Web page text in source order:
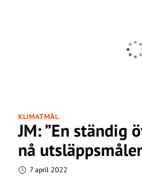
KLIMATMÅL
JM: ”En ständig
nå
7 april 2022